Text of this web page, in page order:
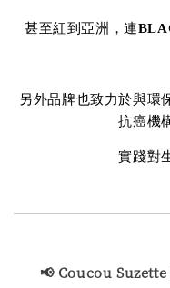
甚至紅到亞洲，連
另外品牌也致力於與環
抗癌機
實踐對
📢 Coucou Suzette